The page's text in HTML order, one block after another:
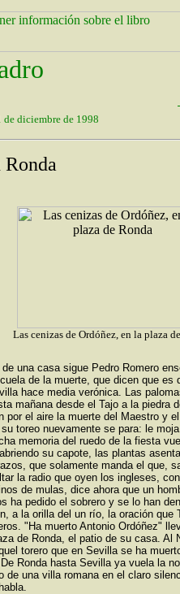
diciembre de 1998
Ronda
Las cenizas de Ordóñez, en la plaza
una casa sigue Pedro Romero
de la muerte, que dicen que es
hace media verónica. Las
mañana desde el Tajo a la piedra
por el aire la muerte del Maestro y
su toreo nuevamente se para: le
memoria del ruedo de la fiesta
su capote, las plantas
que solamente manda el que,
la radio que oyen los ingleses,
de mulas, dice ahora que un
ha pedido el sobrero y se lo han
a la orilla del un río, la oración que
"Ha muerto Antonio Ordóñez"
de Ronda, el patio de su casa. Al
torero que en Sevilla se ha
Ronda hasta Sevilla ya vuela la
de una villa romana en el claro